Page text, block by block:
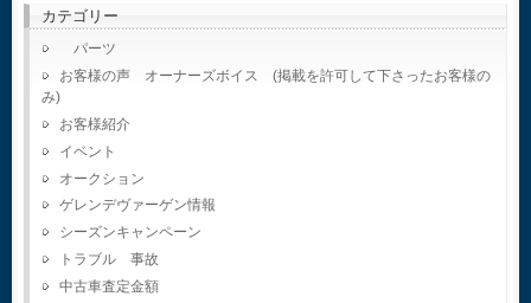
カテゴリー
パーツ
お客様の声 オーナーズボイス (掲載を許可して下さったお客様の
み)
お客様紹介
イベント
オークション
ゲレンデヴァーゲン情報
シーズンキャンペーン
トラブル 事故
中古車査定金額